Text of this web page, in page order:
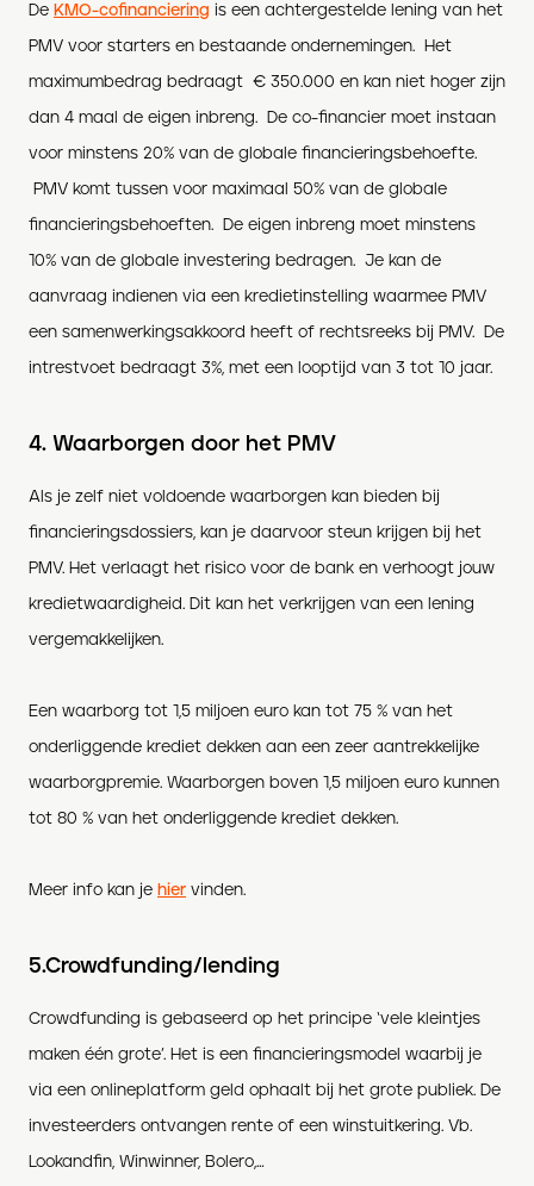
De KMO-cofinanciering is een achtergestelde lening van het
PMV voor starters en bestaande ondernemingen. Het
maximumbedrag bedraagt € 350.000 en kan niet hoger zijn
dan 4 maal de eigen inbreng. De co-financier moet instaan
voor minstens 20% van de globale financieringsbehoefte.
PMV komt tussen voor maximaal 50% van de globale
financieringsbehoeften. De eigen inbreng moet minstens
10% van de globale investering bedragen. Je kan de
aanvraag indienen via een kredietinstelling waarmee PMV
een samenwerkingsakkoord heeft of rechtsreeks bij PMV. De
intrestvoet bedraagt 3%, met een looptijd van 3 tot 10 jaar.
4. Waarborgen door het PMV
Als je zelf niet voldoende waarborgen kan bieden bij
financieringsdossiers, kan je daarvoor steun krijgen bij het
PMV. Het verlaagt het risico voor de bank en verhoogt jouw
kredietwaardigheid. Dit kan het verkrijgen van een lening
vergemakkelijken.
Een waarborg tot 1,5 miljoen euro kan tot 75 % van het
onderliggende krediet dekken aan een zeer aantrekkelijke
waarborgpremie. Waarborgen boven 1,5 miljoen euro kunnen
tot 80 % van het onderliggende krediet dekken.
Meer info kan je hier vinden.
5.Crowdfunding/lending
Crowdfunding is gebaseerd op het principe ‘vele kleintjes
maken één grote’. Het is een financieringsmodel waarbij je
via een onlineplatform geld ophaalt bij het grote publiek. De
investeerders ontvangen rente of een winstuitkering. Vb.
Lookandfin, Winwinner, Bolero,…